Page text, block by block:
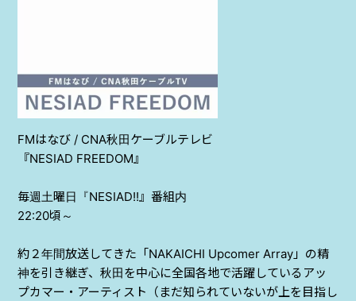
PAST SCHEDULE
FMはなび / CNA秋田ケーブルテレビ
『NESIAD FREEDOM』
毎週土曜日『NESIAD!!』番組内
22:20頃～
約２年間放送してきた「 NAKAICHI Upcomer Array 」の精
神を引き継ぎ、秋田を中心に全国各地で活躍しているアッ
プカマー・アーティスト（まだ知られていないが上を目指し